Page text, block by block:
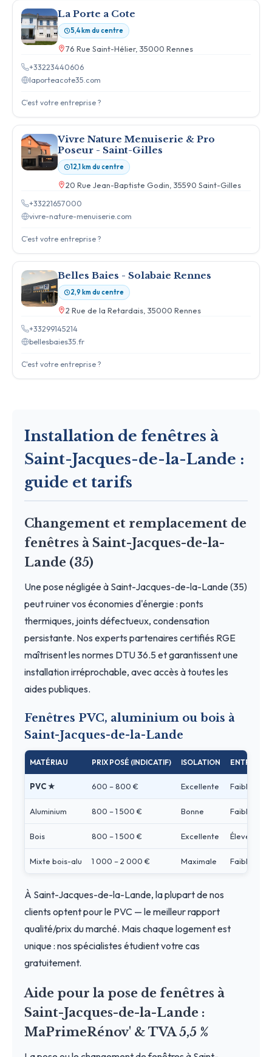
La Porte a Cote
5,4 km du centre
76 Rue Saint-Hélier, 35000 Rennes
+33223440606
laporteacote35.com
C'est votre entreprise ?
Vivre Nature Menuiserie & Pro
Poseur - Saint-Gilles
12,1 km du centre
20 Rue Jean-Baptiste Godin, 35590 Saint-Gilles
+33221657000
vivre-nature-menuiserie.com
C'est votre entreprise ?
Belles Baies - Solabaie Rennes
2,9 km du centre
2 Rue de la Retardais, 35000 Rennes
+33299145214
bellesbaies35.fr
C'est votre entreprise ?
Installation de fenêtres à
Saint-Jacques-de-la-Lande :
guide et tarifs
Changement et remplacement de
fenêtres à Saint-Jacques-de-la-
Lande (35)
Une pose négligée à Saint-Jacques-de-la-Lande (35)
peut ruiner vos économies d'énergie : ponts
thermiques, joints défectueux, condensation
persistante. Nos experts partenaires certifiés RGE
maîtrisent les normes DTU 36.5 et garantissent une
installation irréprochable, avec accès à toutes les
aides publiques.
Fenêtres PVC, aluminium ou bois à
Saint-Jacques-de-la-Lande
MATÉRIAU PRIX POSÉ (INDICATIF) ISOLATION ENTRETIEN
PVC ★ 600 – 800 € Excellente Faible
Aluminium 800 – 1 500 € Bonne Faible
Bois 800 – 1 500 € Excellente Élevé
Mixte bois-alu 1 000 – 2 000 € Maximale Faible
À Saint-Jacques-de-la-Lande, la plupart de nos
clients optent pour le PVC — le meilleur rapport
qualité/prix du marché. Mais chaque logement est
unique : nos spécialistes étudient votre cas
gratuitement.
Aide pour la pose de fenêtres à
Saint-Jacques-de-la-Lande :
MaPrimeRénov' & TVA 5,5 %